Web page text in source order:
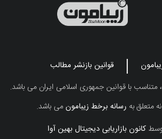
قوانین بازنشر مطالب
متناسب با قوانین جمهوری اسلامی ایران می باشد.
متعلق به رسانه برخط زیبامونمی باشد.
کانون بازاریابی دیجیتال بهین آوا